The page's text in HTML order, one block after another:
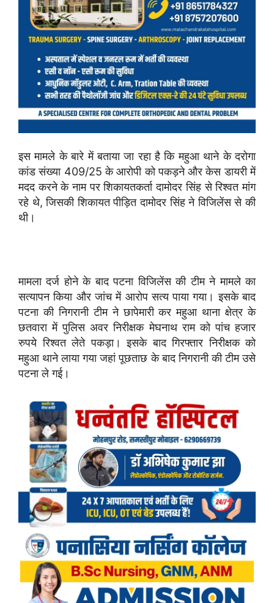
इस मामले के बारे में बताया जा रहा है कि महुआ थाने के दरोगा
कांड संख्या 409/25 के आरोपी को पकड़ने और केस डायरी में
मदद करने के नाम पर शिकायतकर्ता दामोदर सिंह से रिश्वत मांग
रहे थे, जिसकी शिकायत पीड़ित दामोदर सिंह ने विजिलेंस से की
थी।
मामला दर्ज होने के बाद पटना विजिलेंस की टीम ने मामले का
सत्यापन किया और जांच में आरोप सत्य पाया गया। इसके बाद
पटना की निगरानी टीम ने छापेमारी कर महुआ थाना क्षेत्र के
छतवारा में पुलिस अवर निरीक्षक मेघनाथ राम को पांच हजार
रुपये रिश्वत लेते पकड़ा। इसके बाद गिरफ्तार निरीक्षक को
महुआ थाने लाया गया जहां पूछताछ के बाद निगरानी की टीम उसे
पटना ले गई।